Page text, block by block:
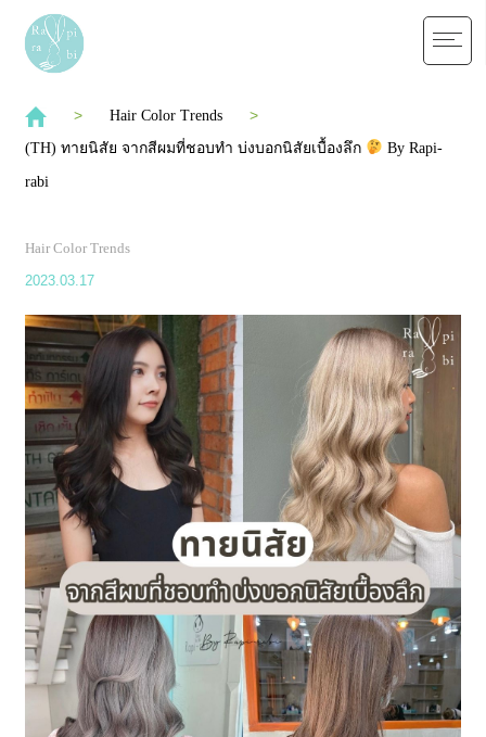
Hair Color Trends
(TH) ทายนิสัย จากสีผมที่ชอบทำ บ่งบอกนิสัยเบื้องลึก
By Rapi-
rabi
Hair Color Trends
2023.03.17